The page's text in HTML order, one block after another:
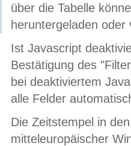
über die Tabelle
heruntergeladen oder
Ist Javascript
Bestätigung des
bei deaktiviertem
alle Felder
Die Zeitstempel in
mitteleuropäischer